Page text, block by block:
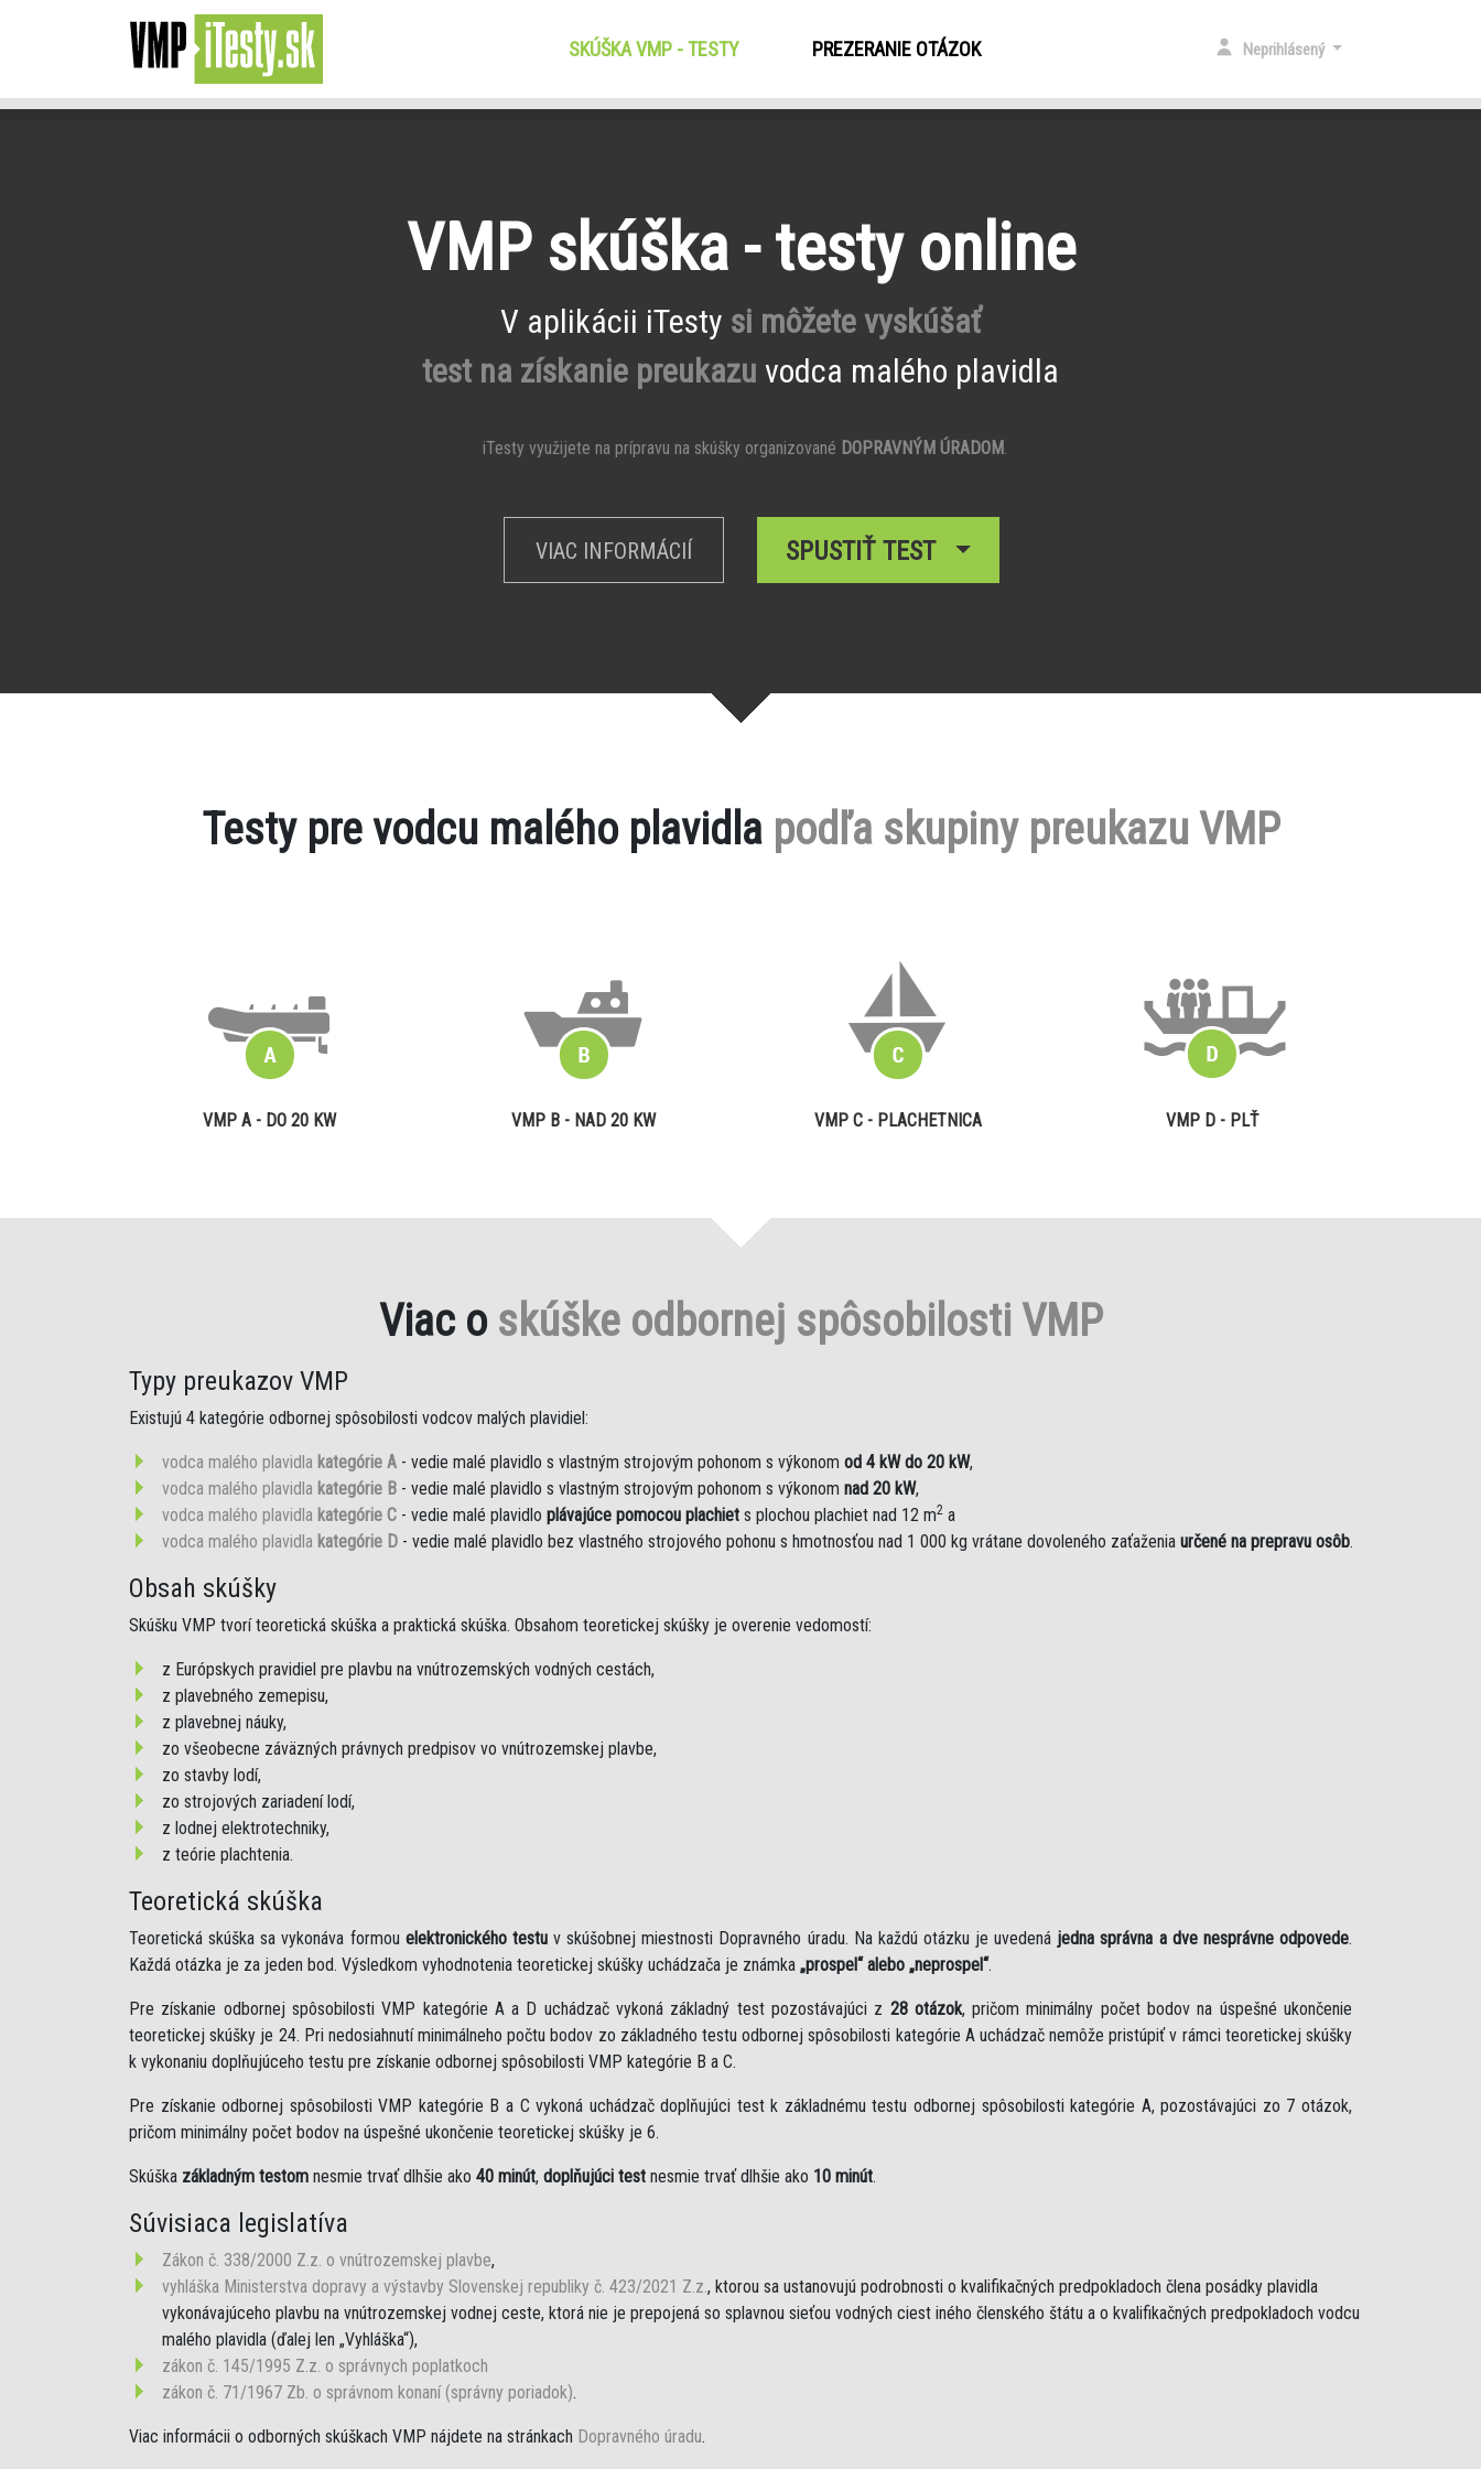
SKÚŠKA VMP - TESTY(CURRENT)PREZERANIE OTÁZOK Neprihlásený
VMP skúška - testy online
V aplikácii iTesty si môžete vyskúšať
test na získanie preukazu vodca malého plavidla
iTesty využijete na prípravu na skúšky organizované DOPRAVNÝM ÚRADOM.
VIAC INFORMÁCIÍ SPUSTIŤ TEST
Testy pre vodcu malého plavidla podľa skupiny preukazu VMP
VMP A - DO 20 KW VMP B - NAD 20 KW VMP C - PLACHETNICA VMP D - PLŤ
Viac o skúške odbornej spôsobilosti VMP
Typy preukazov VMP
Existujú 4 kategórie odbornej spôsobilosti vodcov malých plavidiel:
vodca malého plavidla kategórie A - vedie malé plavidlo s vlastným strojovým pohonom s výkonom od 4 kW do 20 kW,
vodca malého plavidla kategórie B - vedie malé plavidlo s vlastným strojovým pohonom s výkonom nad 20 kW,
vodca malého plavidla kategórie C - vedie malé plavidlo plávajúce pomocou plachiet s plochou plachiet nad 12 m2 a
vodca malého plavidla kategórie D - vedie malé plavidlo bez vlastného strojového pohonu s hmotnosťou nad 1 000 kg vrátane dovoleného zaťaženia určené na prepravu osôb.
Obsah skúšky
Skúšku VMP tvorí teoretická skúška a praktická skúška. Obsahom teoretickej skúšky je overenie vedomostí:
z Európskych pravidiel pre plavbu na vnútrozemských vodných cestách,
z plavebného zemepisu,
z plavebnej náuky,
zo všeobecne záväzných právnych predpisov vo vnútrozemskej plavbe,
zo stavby lodí,
zo strojových zariadení lodí,
z lodnej elektrotechniky,
z teórie plachtenia.
Teoretická skúška
Teoretická skúška sa vykonáva formou elektronického testuv skúšobnej miestnosti Dopravného úradu. Na každú otázku je uvedená jedna správna a dve nesprávne odpovede.
Každá otázka je za jeden bod. Výsledkom vyhodnotenia teoretickej skúšky uchádzača je známka „prospel“ alebo „neprospel“.
Pre získanie odbornej spôsobilosti VMP kategórie A a D uchádzač vykoná základný test pozostávajúci z 28 otázok, pričom minimálny počet bodov na úspešné ukončenie
teoretickej skúšky je 24. Pri nedosiahnutí minimálneho počtu bodov zo základného testu odbornej spôsobilosti kategórie A uchádzač nemôže pristúpiť v rámci teoretickej skúšky
k vykonaniu doplňujúceho testu pre získanie odbornej spôsobilosti VMP kategórie B a C.
Pre získanie odbornej spôsobilosti VMP kategórie B a C vykoná uchádzač doplňujúci test k základnému testu odbornej spôsobilosti kategórie A, pozostávajúci zo 7 otázok,
pričom minimálny počet bodov na úspešné ukončenie teoretickej skúšky je 6.
Skúška základným testom nesmie trvať dlhšie ako 40 minút, doplňujúci test nesmie trvať dlhšie ako 10 minút.
Súvisiaca legislatíva
Zákon č. 338/2000 Z.z. o vnútrozemskej plavbe,
vyhláška Ministerstva dopravy a výstavby Slovenskej republiky č. 423/2021 Z.z., ktorou sa ustanovujú podrobnosti o kvalifikačných predpokladoch člena posádky plavidla
vykonávajúceho plavbu na vnútrozemskej vodnej ceste, ktorá nie je prepojená so splavnou sieťou vodných ciest iného členského štátu a o kvalifikačných predpokladoch vodcu
malého plavidla (ďalej len „Vyhláška“),
zákon č. 145/1995 Z.z. o správnych poplatkoch
zákon č. 71/1967 Zb. o správnom konaní (správny poriadok).
Viac informácii o odborných skúškach VMP nájdete na stránkach Dopravného úradu.